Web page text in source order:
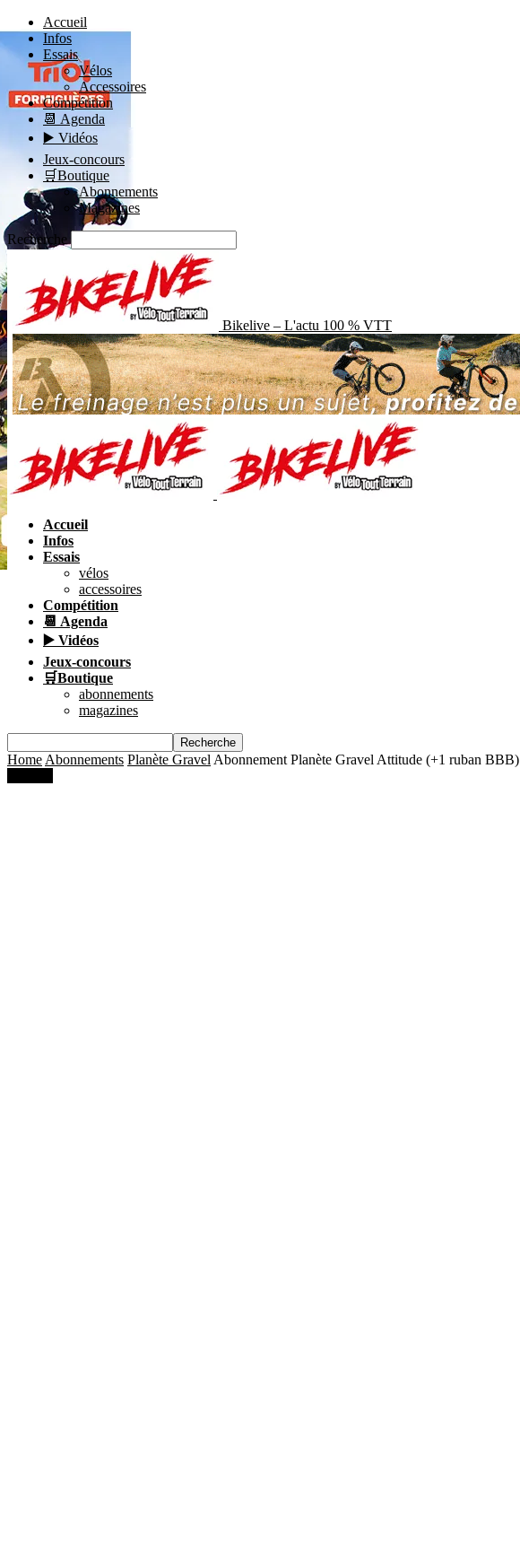
Accueil
Infos
Essais
Vélos
Accessoires
Compétition
📆 Agenda
▶️ Vidéos
Jeux-concours
🛒Boutique
Abonnements
Magazines
Recherche
Bikelive – L'actu 100 % VTT
Accueil
Infos
Essais
vélos
accessoires
Compétition
📆 Agenda
▶️ Vidéos
Jeux-concours
🛒Boutique
abonnements
magazines
Home Abonnements Planète Gravel Abonnement Planète Gravel Attitude (+1 ruban BBB)